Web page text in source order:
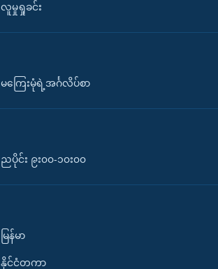
လူမှုရှုခင်း
မကြေးမုံရဲ့အင်္ဂလိပ်စာ
ညပိုင်း ၉း၀၀-၁၀း၀၀
မြန်မာ
နိုင်ငံတကာ